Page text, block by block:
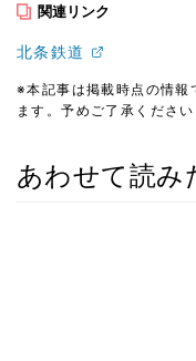
関連リンク
北条鉄道
※本記事は掲載時点の情報
ます。予めご了承ください
あわせて読み